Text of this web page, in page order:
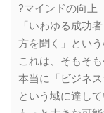
?マインドの向上
「いわゆる成功
方を聞く」という
これは、そもそ
本当に「ビジネ
という域に達し